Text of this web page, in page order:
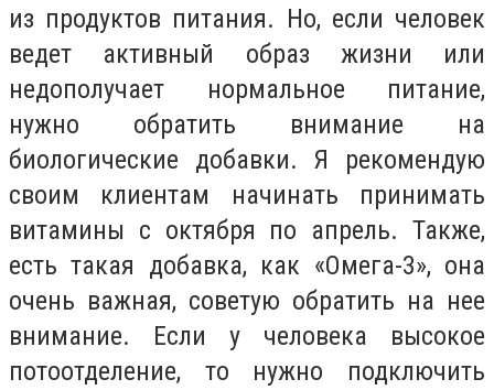
из продуктов питания. Но, если человек
ведет активный образ жизни или
недополучает нормальное питание,
нужно обратить внимание на
биологические добавки. Я рекомендую
своим клиентам начинать принимать
витамины с октября по апрель. Также,
есть такая добавка, как «Омега-3», она
очень важная, советую обратить на нее
внимание. Если у человека высокое
потоотделение, то нужно подключить